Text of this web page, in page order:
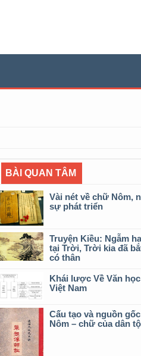
BÀI QUAN TÂM
Vài nét về chữ Nôm,
sự phát triển
Truyện Kiều: Ngẫm
tại Trời, Trời kia đã
có thân
Khái lược Về Văn
Việt Nam
Cấu tạo và nguồn
Nôm – chữ của dân